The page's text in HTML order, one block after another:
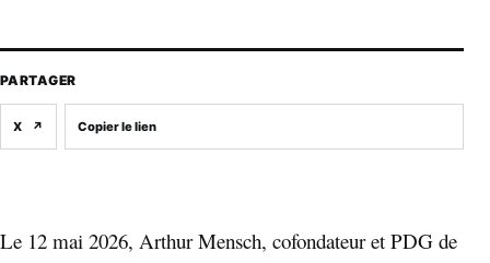
Le 12 mai 2026, Arthur Mensch, cofondateur et PDG de
PARTAGER
X ↗ Copier le lien